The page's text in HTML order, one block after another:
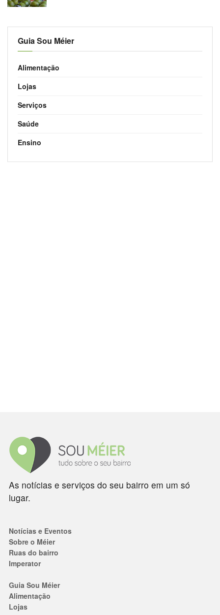
Guia Sou Méier
Alimentação
Lojas
Serviços
Saúde
Ensino
As notícias e serviços do seu bairro em um só
lugar.
Notícias e Eventos
Sobre o Méier
Ruas do bairro
Imperator
Guia Sou Méier
Alimentação
Lojas